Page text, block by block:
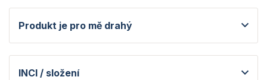
Produkt je pro mě drahý
INCI / složení